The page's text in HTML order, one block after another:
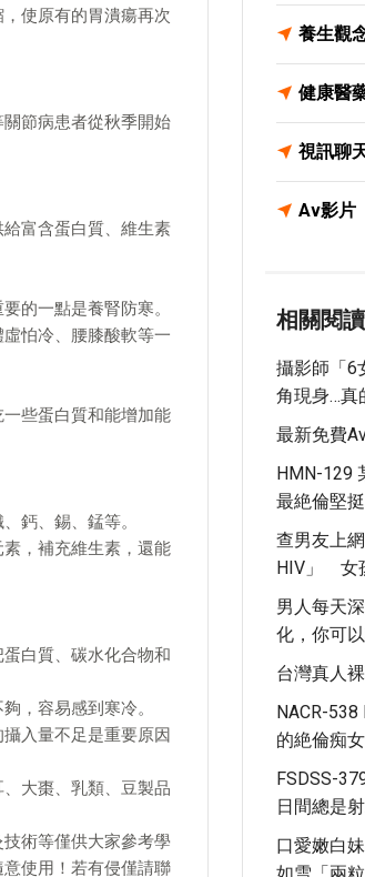
使原有的胃潰瘍再次
節病患者從秋季開始
富含蛋白質、維生素
的一點是養腎防寒。
怕冷、腰膝酸軟等一
些蛋白質和能增加能
鈣、錫、錳等。
，補充維生素，還能
白質、碳水化合物和
，容易感到寒冷。
入量不足是重要原因
大棗、乳類、豆製品
術等僅供大家參考學
使用！若有侵僅請聯
養生觀
健康醫
視訊聊
Av影片
相關閱讀
攝影師「
角現身…真
最新免費
HMN-129
最絶倫堅
查男友上
HIV」 女
男人每天
化，你可
台灣真人
NACR-538
的絶倫痴
FSDSS-
日間總是
口愛嫩白